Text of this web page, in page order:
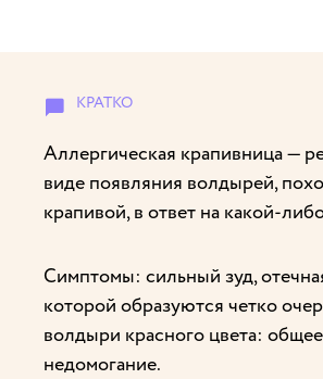
Аллергическая крапивница —
виде появляния волдырей,
крапивой, в ответ на какой-
Симптомы: сильный зуд,
которой образуются четко
волдыри красного цвета: общее
недомогание.